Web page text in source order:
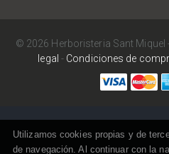
© 2026 Herboristeria Sant Miquel
legal - Condiciones de
Utilizamos cookies propias y de
de navegación. Al continuar con la